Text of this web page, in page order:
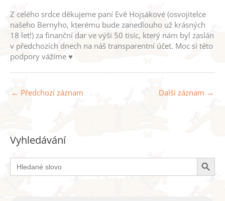
Z celého srdce děkujeme paní Evě Hojsákové (osvojitelce
našeho Bernyho, kterému bude zanedlouho už krásných
18 let!) za finanční dar ve výši 50 tisíc, který nám byl zaslán
v předchozích dnech na náš transparentní účet. Moc si této
podpory vážíme ♥
← Předchozí záznam Další záznam →
Vyhledávání
Search
for:
Search Button